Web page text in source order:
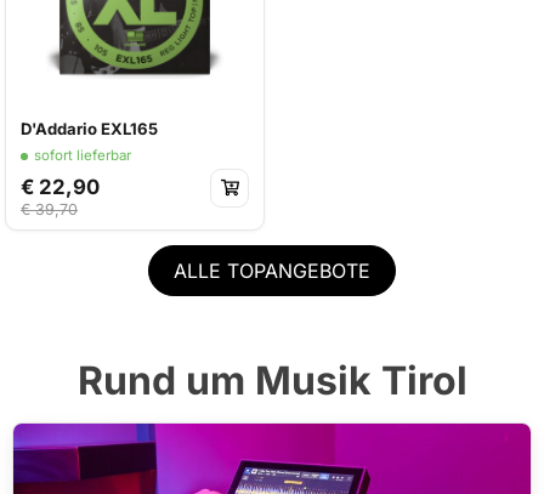
D'Addario EXL165
sofort lieferbar
€ 22,90
€ 39,70
ALLE TOPANGEBOTE
Rund um Musik Tirol